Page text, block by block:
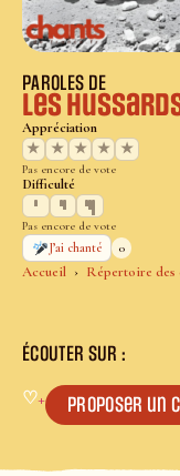
Accueil Répertoire des
PAROLES DE
Les
Appréciation
★
★ ★ ★ ★
Pas encore de vote
Difficulté
Pas encore de vote
J’ai chanté
0
ÉCOUTER SUR :
♡+ Proposer un